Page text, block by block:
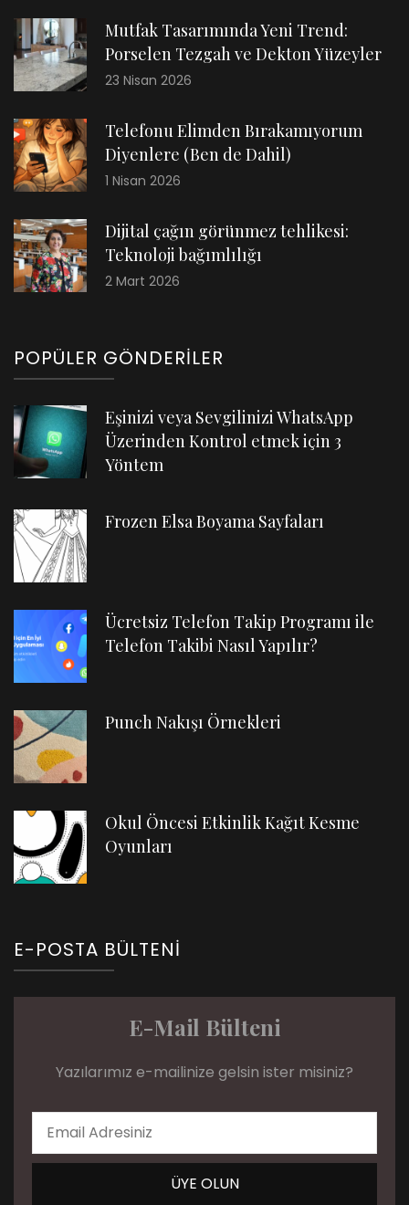
Mutfak Tasarımında Yeni Trend:
Porselen Tezgah ve Dekton Yüzeyler
23 Nisan 2026
Telefonu Elimden Bırakamıyorum
Diyenlere (Ben de Dahil)
1 Nisan 2026
Dijital çağın görünmez tehlikesi:
Teknoloji bağımlılığı
2 Mart 2026
POPÜLER GÖNDERILER
Eşinizi veya Sevgilinizi WhatsApp
Üzerinden Kontrol etmek için 3
Yöntem
Frozen Elsa Boyama Sayfaları
Ücretsiz Telefon Takip Programı ile
Telefon Takibi Nasıl Yapılır?
Punch Nakışı Örnekleri
Okul Öncesi Etkinlik Kağıt Kesme
Oyunları
E-POSTA BÜLTENI
E-Mail Bülteni
Yazılarımız e-mailinize gelsin ister misiniz?